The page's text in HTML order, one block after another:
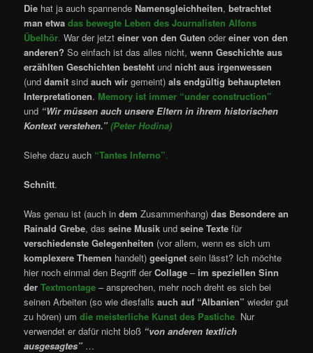
Die hat ja auch spannende Namensgleichheiten,betrachtet
man etwadas bewegte Leben des Journalisten Alfons
Übelhör. War der jetzteiner von den Guten odereiner von den
anderen? So einfach ist das alles nicht,wenn Geschichte aus
erzählten Geschichten besteht undnicht aus irgenwessen
(unddamit sindauch wir gemeint)als endgültig behaupteten
Interpretationen. Memory ist immer “under construction”
und “Wir müssen auch unsere Eltern in ihrem historischen
Kontext verstehen.”(Peter Hodina)
Siehe dazu auch “Tantes Inferno”.
Schnitt.
Was genau ist (auch indem Zusammenhang)das Besondere an
Rainald Grebe, dasseine Musik undseine Texte für
verschiedenste Gelegenheiten (vor allem, wenn es sich um
komplexere Themen handelt)geeignet sein lässt? Ich möchte
hier noch einmal den Begriff derCollage – im speziellen Sinn
der Textmontage – ansprechen, mehr noch dreht es sich bei
seinen Arbeiten (so wie diesfallsauch auf “Albanien” wieder gut
zu hören) umdie meisterliche Kunst des Pastiche. Nur
verwendet er dafür nicht bloß “von anderen textlich
ausgesagtes” …